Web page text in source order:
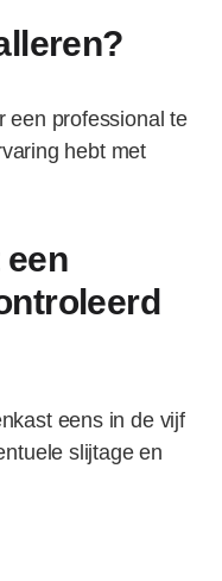
een professional te
hebt met
een
eens in de vijf
slijtage en